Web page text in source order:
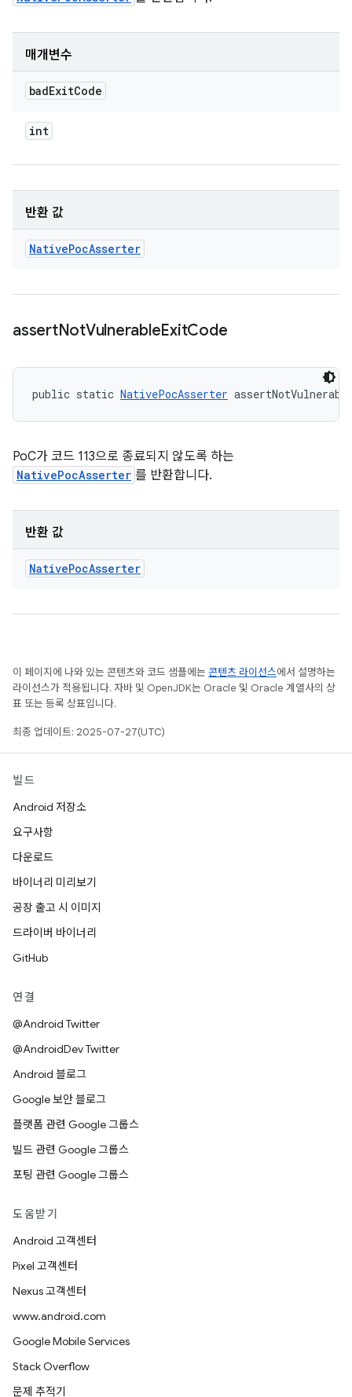
매개변수
badExitCode
int
반환 값
NativePocAsserter
assertNotVulnerableExitCode
public static NativePocAsserter
PoC가 코드 113으로 종료되지 않도록 하는
NativePocAsserter 를 반환합니다.
반환 값
NativePocAsserter
이 페이지에 나와 있는 콘텐츠와 코드 샘플에는 콘텐츠 라이선스에서 설명하는
라이선스가 적용됩니다. 자바 및 OpenJDK는 Oracle 및 Oracle 계열사의 상
표 또는 등록 상표입니다.
최종 업데이트: 2025-07-27(UTC)
빌드
Android 저장소
요구사항
다운로드
바이너리 미리보기
공장 출고 시 이미지
드라이버 바이너리
GitHub
연결
@Android Twitter
@AndroidDev Twitter
Android 블로그
Google 보안 블로그
플랫폼 관련 Google 그룹스
빌드 관련 Google 그룹스
포팅 관련 Google 그룹스
도움받기
Android 고객센터
Pixel 고객센터
Nexus 고객센터
www.android.com
Google Mobile Services
Stack Overflow
문제 추적기